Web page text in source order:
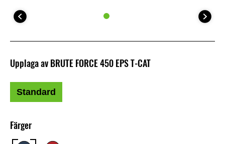
Färger
Upplaga av BRUTE FORCE 450 EPS T-CAT
Standard